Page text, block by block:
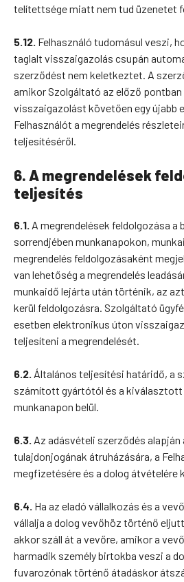
telítettsége miatt nem tud üzenetet
5.12. Felhasználó tudomásul veszi,
taglalt visszaigazolás csupán
szerződést nem keletkeztet. A
amikor Szolgáltató az előző
visszaigazolást követően egy újabb
Felhasználót a megrendelés
teljesítéséről.
6. A megrendelések
teljesítés
6.1. A megrendelések feldolgozása a
sorrendjében munkanapokon,
megrendelés feldolgozásaként
van lehetőség a megrendelés
munkaidő lejárta után történik, az
kerül feldolgozásra. Szolgáltató
esetben elektronikus úton
teljesíteni a megrendelését.
6.2. Általános teljesítési határidő, a
számított gyártótól és a
munkanapon belül.
6.3. Az adásvételi szerződés
tulajdonjogának átruházására, a
megfizetésére és a dolog átvételére
6.4. Ha az eladó vállalkozás és a
vállalja a dolog vevőhöz történő
akkor száll át a vevőre, amikor a
harmadik személy birtokba veszi a
fuvarozónak történő átadáskor